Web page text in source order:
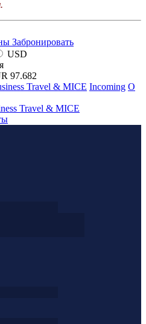
Забронировать
USD
97.682
Travel & MICE Incoming О
Travel & MICE